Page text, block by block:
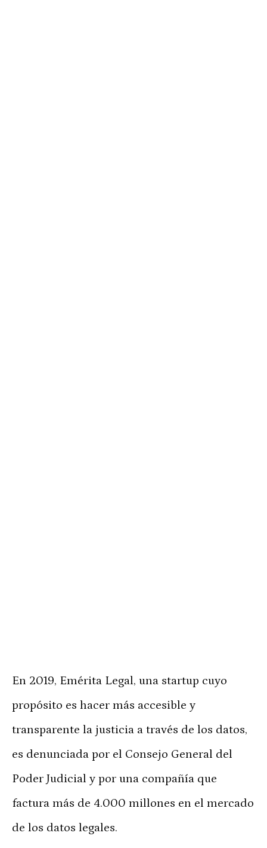
En 2019, Emérita Legal, una startup cuyo
propósito es hacer más accesible y
transparente la justicia a través de los datos,
es denunciada por el Consejo General del
Poder Judicial y por una compañía que
factura más de 4.000 millones en el mercado
de los datos legales.